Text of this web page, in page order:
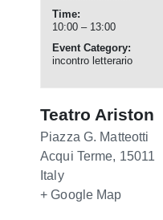
Time:
10:00 – 13:00
Event Category:
incontro letterario
Teatro Ariston
Piazza G. Matteotti
Acqui Terme, 15011
Italy
+ Google Map